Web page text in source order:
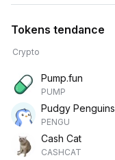
Tokens tendance
Crypto
Pump.fun
PUMP
Pudgy Penguins
PENGU
Cash Cat
CASHCAT